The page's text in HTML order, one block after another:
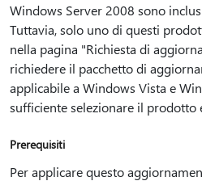
Windows Server 2008 sono
Tuttavia, solo uno di questi
nella pagina "Richiesta di
richiedere il pacchetto di
applicabile a Windows Vista e
sufficiente selezionare il prodotto
Prerequisiti
Per applicare questo